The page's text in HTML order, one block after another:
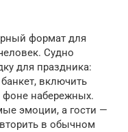
формат для
Судно
для праздника:
включить
фоне набережных.
эмоции, а гости —
в обычном